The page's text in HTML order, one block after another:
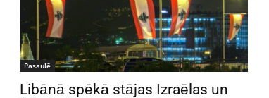
Pasaulē
Libānā spēkā stājas Izraēlas un